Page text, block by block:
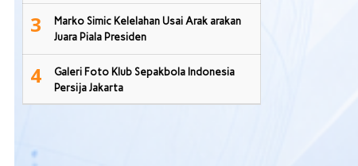
3
Marko Simic Kelelahan Usai Arak arakan
Juara Piala Presiden
4
Galeri Foto Klub Sepakbola Indonesia
Persija Jakarta